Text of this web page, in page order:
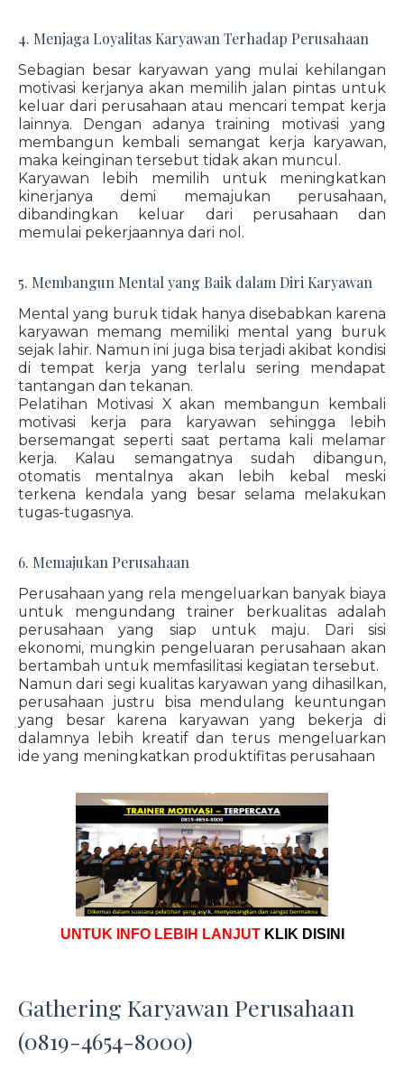
4. Menjaga Loyalitas Karyawan Terhadap Perusahaan
Sebagian besar karyawan yang mulai kehilangan
motivasi kerjanya akan memilih jalan pintas untuk
keluar dari perusahaan atau mencari tempat kerja
lainnya. Dengan adanya training motivasi yang
membangun kembali semangat kerja karyawan,
maka keinginan tersebut tidak akan muncul.
Karyawan lebih memilih untuk meningkatkan
kinerjanya demi memajukan perusahaan,
dibandingkan keluar dari perusahaan dan
memulai pekerjaannya dari nol.
5. Membangun Mental yang Baik dalam Diri Karyawan
Mental yang buruk tidak hanya disebabkan karena
karyawan memang memiliki mental yang buruk
sejak lahir. Namun ini juga bisa terjadi akibat kondisi
di tempat kerja yang terlalu sering mendapat
tantangan dan tekanan.
Pelatihan Motivasi X akan membangun kembali
motivasi kerja para karyawan sehingga lebih
bersemangat seperti saat pertama kali melamar
kerja. Kalau semangatnya sudah dibangun,
otomatis mentalnya akan lebih kebal meski
terkena kendala yang besar selama melakukan
tugas-tugasnya.
6. Memajukan Perusahaan
Perusahaan yang rela mengeluarkan banyak biaya
untuk mengundang trainer berkualitas adalah
perusahaan yang siap untuk maju. Dari sisi
ekonomi, mungkin pengeluaran perusahaan akan
bertambah untuk memfasilitasi kegiatan tersebut.
Namun dari segi kualitas karyawan yang dihasilkan,
perusahaan justru bisa mendulang keuntungan
yang besar karena karyawan yang bekerja di
dalamnya lebih kreatif dan terus mengeluarkan
ide yang meningkatkan produktifitas perusahaan
UNTUK INFO LEBIH LANJUT KLIK DISINI
Gathering Karyawan Perusahaan
(0819-4654-8000)